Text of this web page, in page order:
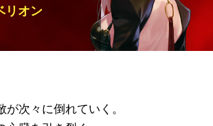
デッタ 真覚醒 : 真ブレイド
リオン
次々に倒れていく。